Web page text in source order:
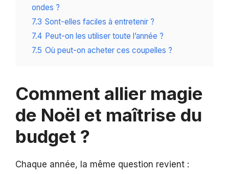
ondes ?
7.3 Sont-elles faciles à entretenir ?
7.4 Peut-on les utiliser toute l’année ?
7.5 Où peut-on acheter ces coupelles ?
Comment allier magie
de Noël et maîtrise du
budget ?
Chaque année, la même question revient :